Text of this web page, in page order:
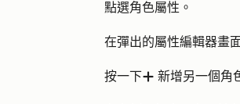
點選角色屬性。
在彈出的屬性編輯器畫
按一下add 新增另一個角